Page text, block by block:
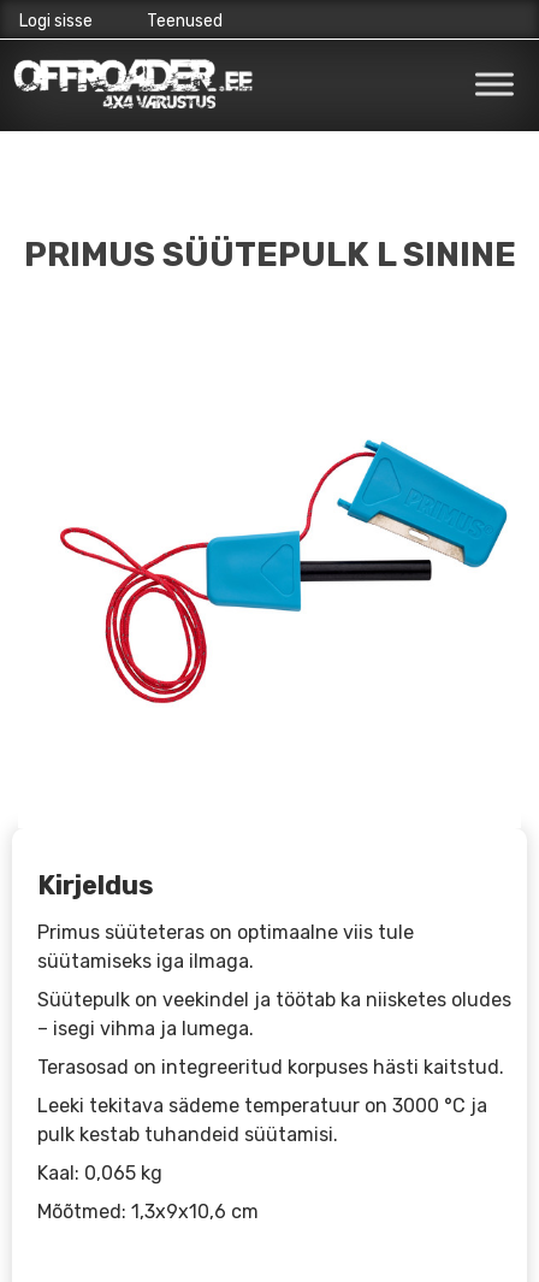
to
Logi sisse Teenused
PRIMUS SÜÜTEPULK L SININE
Kirjeldus
Primus süüteteras on optimaalne viis tule
süütamiseks iga ilmaga.
Süütepulk on veekindel ja töötab ka niisketes oludes
– isegi vihma ja lumega.
Terasosad on integreeritud korpuses hästi kaitstud.
Leeki tekitava sädeme temperatuur on 3000 °C ja
pulk kestab tuhandeid süütamisi.
Kaal: 0,065 kg
Mõõtmed: 1,3x9x10,6 cm